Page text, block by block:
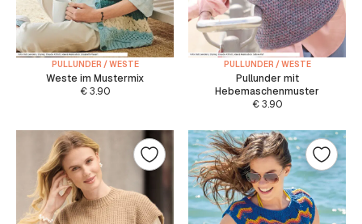
PULLUNDER / WESTE
Weste im Mustermix
€3.90
PULLUNDER / WESTE
Pullunder mit
Hebemaschenmuster
€3.90